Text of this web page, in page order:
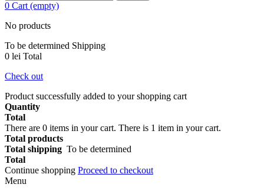
0 Cart (empty)
No products
To be determined Shipping
0 lei Total
Check out
Product successfully added to your shopping cart
Quantity
Total
There are 0 items in your cart. There is 1 item in your cart.
Total products
Total shipping To be determined
Total
Continue shopping Proceed to checkout
Menu